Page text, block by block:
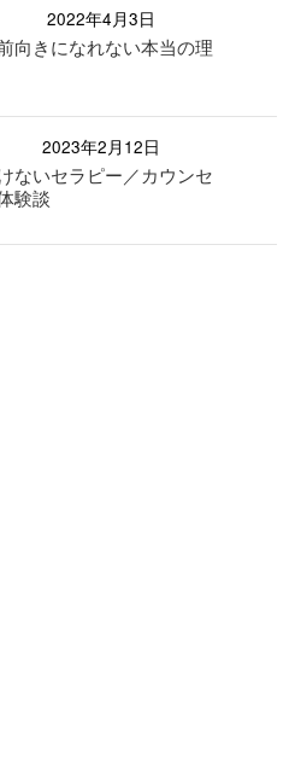
2022年4月3日
向きになれない本当の理
2023年2月12日
ないセラピー／カウンセ
験談